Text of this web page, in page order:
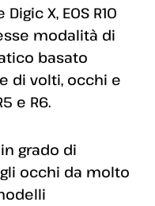
X, EOS R10
modalità di
basato
di volti, occhi e
e R6.
grado di
occhi da molto